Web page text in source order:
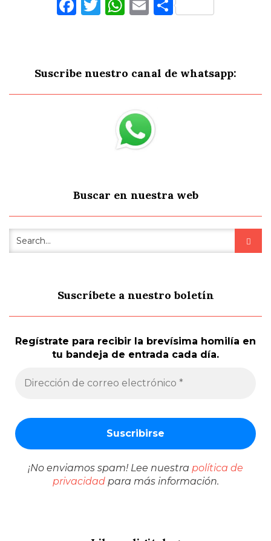
Facebook
Twitter
WhatsApp
Email
Suscribe nuestro canal de whatsapp:
Buscar en nuestra web
Suscríbete a nuestro boletín
Regístrate para recibir la brevísima homilía en
tu bandeja de entrada cada día.
¡No enviamos spam! Lee nuestra política de
privacidadpara más información.